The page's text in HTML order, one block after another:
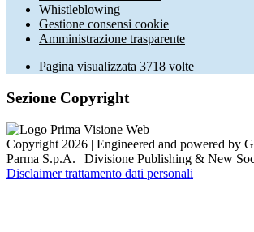
Whistleblowing
Gestione consensi cookie
Amministrazione trasparente
Pagina visualizzata 3718 volte
Sezione Copyright
Copyright 2026 | Engineered and powered by
Parma S.p.A. | Divisione Publishing & New
Disclaimer trattamento dati personali